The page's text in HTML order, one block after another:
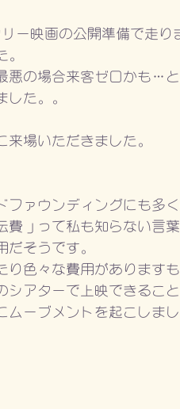
ー映画の公開準備で走り
悪の場合来客ゼロかも…と
た。。
場いただきました。
ァウンディングにも多く
」って私も知らない言
そうです。
り色々な費用があります
アターで上映できるこ
ムーブメントを起こし